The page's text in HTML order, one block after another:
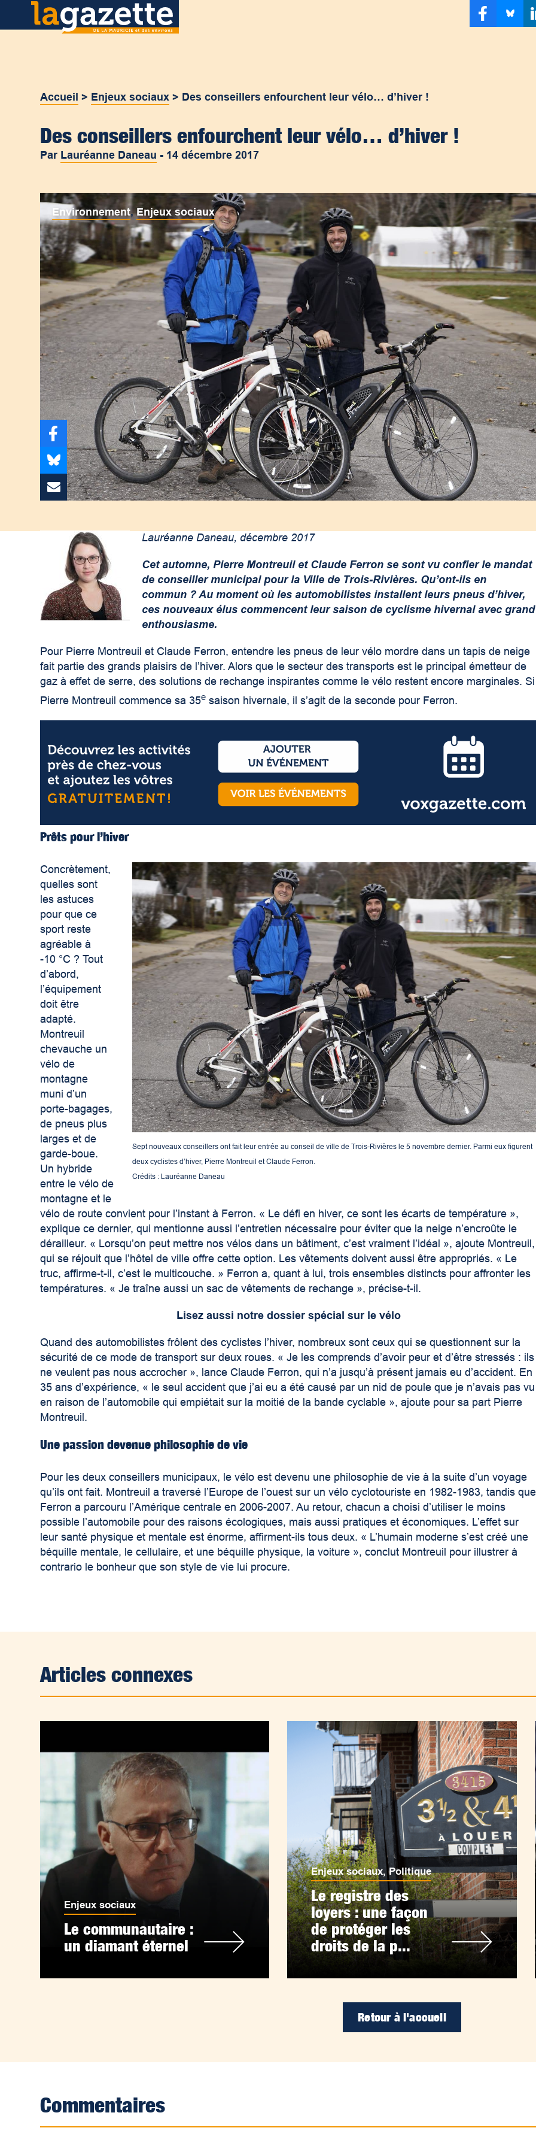
Accueil > Enjeux sociaux > Des conseillers enfourchent leur vélo… d’hiver !
Des conseillers enfourchent leur vélo… d’hiver !
Par Lauréanne Daneau - 14 décembre 2017
Environnement,Enjeux sociaux
Lauréanne Daneau, décembre 2017
Cet automne, Pierre Montreuil et Claude Ferron se sont vu confier le mandat
de conseiller municipal pour la Ville de Trois-Rivières. Qu’ont-ils en
commun ? Au moment où les automobilistes installent leurs pneus d’hiver,
ces nouveaux élus commencent leur saison de cyclisme hivernal avec grand
enthousiasme.
Pour Pierre Montreuil et Claude Ferron, entendre les pneus de leur vélo mordre dans un tapis de neige
fait partie des grands plaisirs de l’hiver. Alors que le secteur des transports est le principal émetteur de
gaz à effet de serre, des solutions de rechange inspirantes comme le vélo restent encore marginales. Si
Pierre Montreuil commence sa 35e saison hivernale, il s’agit de la seconde pour Ferron.
Prêts pour l’hiver
Sept nouveaux conseillers ont fait leur entrée au conseil de ville de Trois-Rivières le 5 novembre dernier. Parmi eux figurent
deux cyclistes d’hiver, Pierre Montreuil et Claude Ferron.
Crédits : Lauréanne Daneau
Concrètement,
quelles sont
les astuces
pour que ce
sport reste
agréable à
-10 °C ? Tout
d’abord,
l’équipement
doit être
adapté.
Montreuil
chevauche un
vélo de
montagne
muni d’un
porte-bagages,
de pneus plus
larges et de
garde-boue.
Un hybride
entre le vélo de
montagne et le
vélo de route convient pour l’instant à Ferron. « Le défi en hiver, ce sont les écarts de température »,
explique ce dernier, qui mentionne aussi l’entretien nécessaire pour éviter que la neige n’encroûte le
dérailleur. « Lorsqu’on peut mettre nos vélos dans un bâtiment, c’est vraiment l’idéal », ajoute Montreuil,
qui se réjouit que l’hôtel de ville offre cette option. Les vêtements doivent aussi être appropriés. « Le
truc, affirme-t-il, c’est le multicouche. » Ferron a, quant à lui, trois ensembles distincts pour affronter les
températures. « Je traîne aussi un sac de vêtements de rechange », précise-t-il.
Lisez aussi notre dossier spécial sur le vélo
Quand des automobilistes frôlent des cyclistes l’hiver, nombreux sont ceux qui se questionnent sur la
sécurité de ce mode de transport sur deux roues. « Je les comprends d’avoir peur et d’être stressés : ils
ne veulent pas nous accrocher », lance Claude Ferron, qui n’a jusqu’à présent jamais eu d’accident. En
35 ans d’expérience, « le seul accident que j’ai eu a été causé par un nid de poule que je n’avais pas vu
en raison de l’automobile qui empiétait sur la moitié de la bande cyclable », ajoute pour sa part Pierre
Montreuil.
Une passion devenue philosophie de vie
Pour les deux conseillers municipaux, le vélo est devenu une philosophie de vie à la suite d’un voyage
qu’ils ont fait. Montreuil a traversé l’Europe de l’ouest sur un vélo cyclotouriste en 1982-1983, tandis que
Ferron a parcouru l’Amérique centrale en 2006-2007. Au retour, chacun a choisi d’utiliser le moins
possible l’automobile pour des raisons écologiques, mais aussi pratiques et économiques. L’effet sur
leur santé physique et mentale est énorme, affirment-ils tous deux. « L’humain moderne s’est créé une
béquille mentale, le cellulaire, et une béquille physique, la voiture », conclut Montreuil pour illustrer à
contrario le bonheur que son style de vie lui procure.
Articles connexes
Enjeux sociaux
Le communautaire :
un diamant éternel
Enjeux sociaux,Politique
Le registre des
loyers : une façon
de protéger les
droits de la p...
Retour à l'accueil
Commentaires